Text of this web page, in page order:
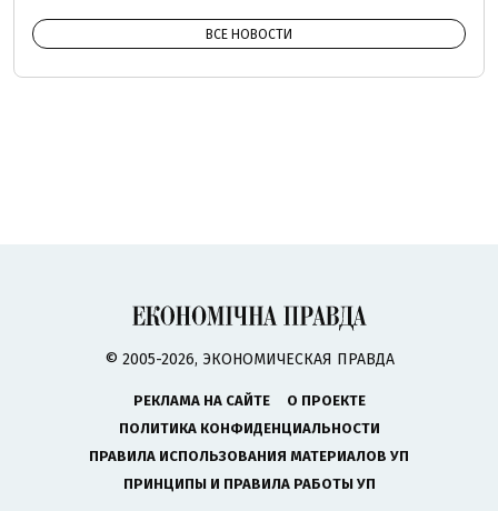
ВСЕ НОВОСТИ
© 2005-2026, ЭКОНОМИЧЕСКАЯ ПРАВДА
РЕКЛАМА НА САЙТЕ
О ПРОЕКТЕ
ПОЛИТИКА КОНФИДЕНЦИАЛЬНОСТИ
ПРАВИЛА ИСПОЛЬЗОВАНИЯ МАТЕРИАЛОВ УП
ПРИНЦИПЫ И ПРАВИЛА РАБОТЫ УП